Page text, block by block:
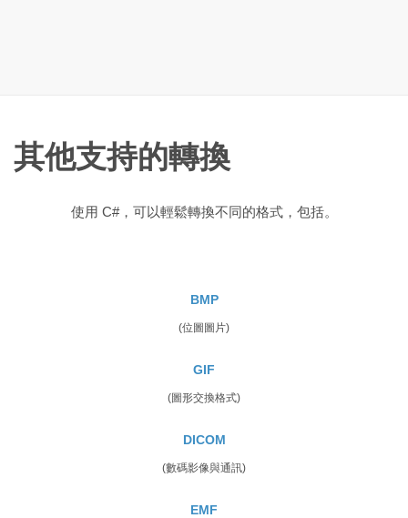
其他支持的轉換
使用 C#，可以輕鬆轉換不同的格式，包括。
BMP
(位圖圖片)
GIF
(圖形交換格式)
DICOM
(數碼影像與通訊)
EMF